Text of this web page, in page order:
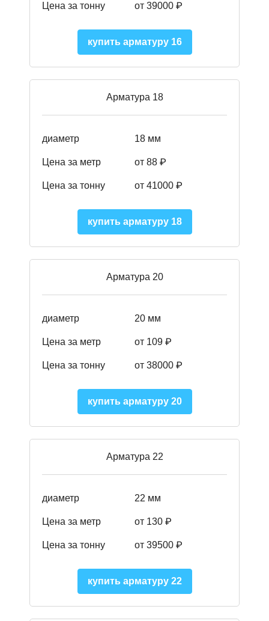
Цена за тонну от 39000 ₽
купить арматуру 16
Арматура 18
диаметр 18 мм
Цена за метр от 88 ₽
Цена за тонну от 41000 ₽
купить арматуру 18
Арматура 20
диаметр 20 мм
Цена за метр от 109 ₽
Цена за тонну от 38000 ₽
купить арматуру 20
Арматура 22
диаметр 22 мм
Цена за метр от 130 ₽
Цена за тонну от 39500 ₽
купить арматуру 22